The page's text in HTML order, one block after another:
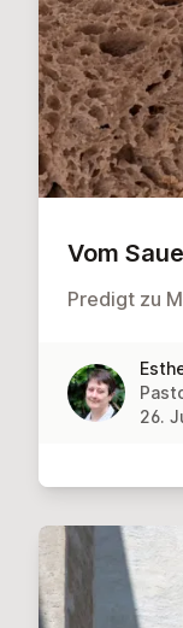
Vom
Predigt zu
26.